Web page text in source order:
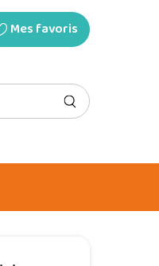
Mes favoris